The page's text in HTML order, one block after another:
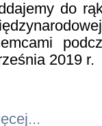
do
2019 r.